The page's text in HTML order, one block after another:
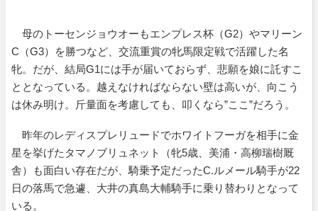
母のトーセンジョウオーもエンプレス杯（G2）やマリーン
C（G3）を勝つなど、交流重賞の牝馬限定戦で活躍した名
牝。だが、結局G1には手が届いておらず、悲願を娘に託すこ
ととなっている。越えなければならない壁は高いが、向こう
は休み明け。斤量面を考慮しても、叩くなら”ここ”だろう。
昨年のレディスプレリュードでホワイトフーガを相手に金
星を挙げたタマノブリュネット（牝5歳、美浦・高柳瑞樹厩
舎）も面白い存在だが、騎乗予定だったC.ルメール騎手が22
日の落馬で急遽、大井の真島大輔騎手に乗り替わりとなって
いる。